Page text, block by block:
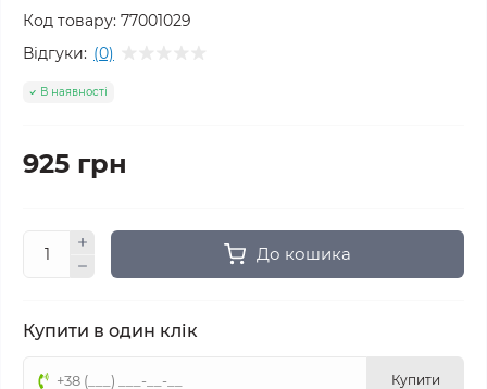
Код товару: 77001029
Відгуки: (0)
В наявності
925 грн
До кошика
Купити в один клік
Купити